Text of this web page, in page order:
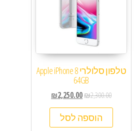
טלפון סלולרי Apple iPhone 8
64GB
₪2,300.00
₪2,250.00
הוספה לסל